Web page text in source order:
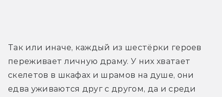
Так или иначе, каждый из шестёрки героев
переживает личную драму. У них хватает
скелетов в шкафах и шрамов на душе, они
едва уживаются друг с другом, да и среди